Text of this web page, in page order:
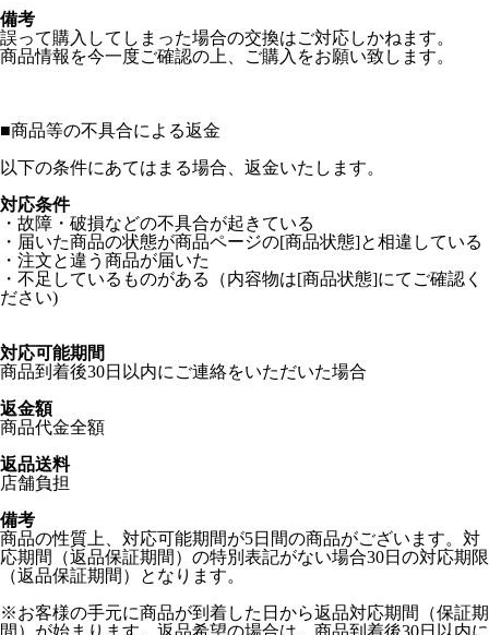
備考
誤って購入してしまった場合の交換はご対応しかねます。
商品情報を今一度ご確認の上、ご購入をお願い致します。
■商品等の不具合による返金
以下の条件にあてはまる場合、返金いたします。
対応条件
・故障・破損などの不具合が起きている
・届いた商品の状態が商品ページの[商品状態]と相違している
・注文と違う商品が届いた
・不足しているものがある（内容物は[商品状態]にてご確認く
ださい)
対応可能期間
商品到着後30日以内にご連絡をいただいた場合
返金額
商品代金全額
返品送料
店舗負担
備考
商品の性質上、対応可能期間が5日間の商品がございます。対
応期間（返品保証期間）の特別表記がない場合30日の対応期限
（返品保証期間）となります。
※お客様の手元に商品が到着した日から返品対応期間（保証期
間）が始まります。返品希望の場合は、商品到着後30日以内に